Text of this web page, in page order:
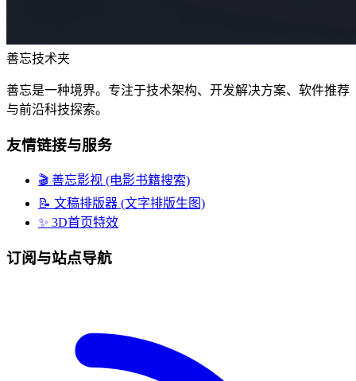
善忘技术夹
善忘是一种境界。专注于技术架构、开发解决方案、软件推荐
与前沿科技探索。
友情链接与服务
🎬 善忘影视 (电影书籍搜索)
📝 文稿排版器 (文字排版生图)
✨ 3D首页特效
订阅与站点导航